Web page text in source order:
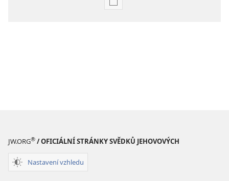
Formáty
JW.ORG® / OFICIÁLNÍ STRÁNKY SVĚDKŮ JEHOVOVÝCH
Nastavení vzhledu